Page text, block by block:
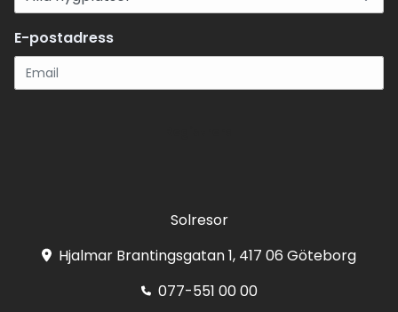
E-postadress
Solresor
Hjalmar Brantingsgatan 1, 417 06 Göteborg
077-551 00 00